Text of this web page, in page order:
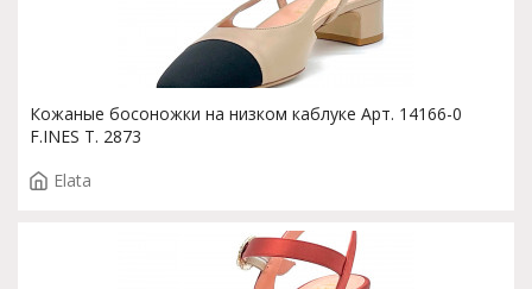
Кожаные босоножки на низком каблуке Арт. 14166-0
F.INES T. 2873
Elata